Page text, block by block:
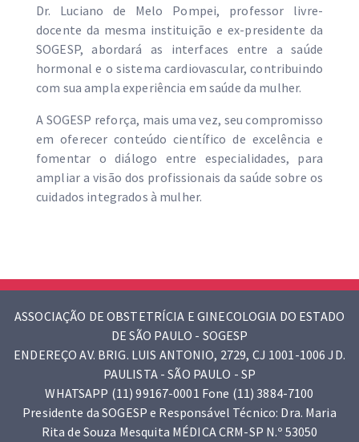
Dr. Luciano de Melo Pompei, professor livre-
docente da mesma instituição e ex-presidente da
SOGESP, abordará as interfaces entre a saúde
hormonal e o sistema cardiovascular, contribuindo
com sua ampla experiência em saúde da mulher.
A SOGESP reforça, mais uma vez, seu compromisso
em oferecer conteúdo científico de excelência e
fomentar o diálogo entre especialidades, para
ampliar a visão dos profissionais da saúde sobre os
cuidados integrados à mulher.
ASSOCIAÇÃO DE OBSTETRÍCIA E GINECOLOGIA DO ESTADO
DE SÃO PAULO - SOGESP
ENDEREÇO AV. BRIG. LUIS ANTONIO, 2729, CJ 1001-1006 JD.
PAULISTA - SÃO PAULO - SP
WHATSAPP (11) 99167-0001 Fone (11) 3884-7100
Presidente da SOGESP e Responsável Técnico: Dra. Maria
Rita de Souza Mesquita MÉDICA CRM-SP N.º 53050